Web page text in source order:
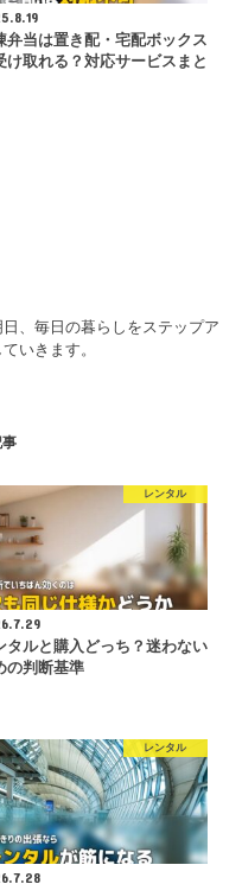
弁当は置き配・宅配ボックス
け取れる？対応サービスまと
、毎日の暮らしをステップア
いきます。
レンタル
タルと購入どっち？迷わない
の判断基準
レンタル